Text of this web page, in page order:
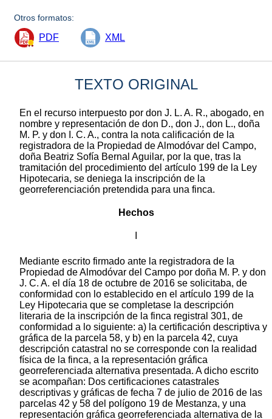
Otros formatos:
PDF XML
TEXTO ORIGINAL
En el recurso interpuesto por don J. L. A. R., abogado, en
nombre y representación de don D., don J., don L., doña
M. P. y don I. C. A., contra la nota calificación de la
registradora de la Propiedad de Almodóvar del Campo,
doña Beatriz Sofía Bernal Aguilar, por la que, tras la
tramitación del procedimiento del artículo 199 de la Ley
Hipotecaria, se deniega la inscripción de la
georreferenciación pretendida para una finca.
Hechos
Mediante escrito firmado ante la registradora de la
Propiedad de Almodóvar del Campo por doña M. P. y don
J. C. A. el día 18 de octubre de 2016 se solicitaba, de
conformidad con lo establecido en el artículo 199 de la
Ley Hipotecaria que se completase la descripción
literaria de la inscripción de la finca registral 301, de
conformidad a lo siguiente: a) la certificación descriptiva y
gráfica de la parcela 58, y b) en la parcela 42, cuya
descripción catastral no se corresponde con la realidad
física de la finca, a la representación gráfica
georreferenciada alternativa presentada. A dicho escrito
se acompañan: Dos certificaciones catastrales
descriptivas y gráficas de fecha 7 de julio de 2016 de las
parcelas 42 y 58 del polígono 19 de Mestanza, y una
representación gráfica georreferenciada alternativa de la